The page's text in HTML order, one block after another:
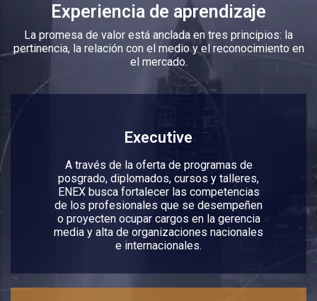
Experiencia de aprendizaje
La promesa de valor está anclada en tres principios: la
pertinencia, la relación con el medio y el reconocimiento en
el mercado.
Executive
A través de la oferta de programas de
posgrado, diplomados, cursos y talleres,
ENEX busca fortalecer las competencias
de los profesionales que se desempeñen
o proyecten ocupar cargos en la gerencia
media y alta de organizaciones nacionales
e internacionales.